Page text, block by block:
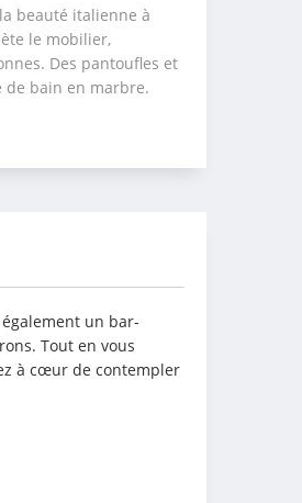
beauté italienne à
le mobilier,
Des pantoufles et
de bain en marbre.
un bar-
Tout en vous
à cœur de contempler